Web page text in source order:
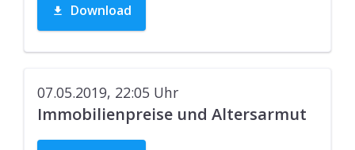
Download
07.05.2019, 22:05 Uhr
Immobilienpreise und Altersarmut